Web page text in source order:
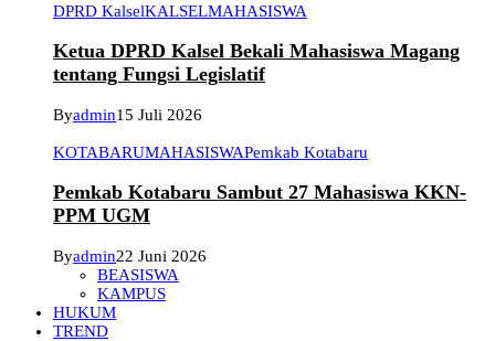
DPRD KalselKALSELMAHASISWA
Ketua DPRD Kalsel Bekali Mahasiswa Magang
tentang Fungsi Legislatif
Byadmin15 Juli 2026
KOTABARUMAHASISWAPemkab Kotabaru
Pemkab Kotabaru Sambut 27 Mahasiswa KKN-
PPM UGM
Byadmin22 Juni 2026
BEASISWA
KAMPUS
HUKUM
TREND